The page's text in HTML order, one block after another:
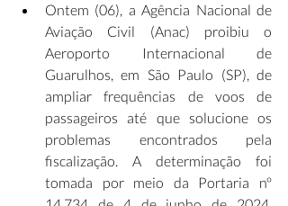
Ontem (06), a Agência Nacional de
Aviação Civil (Anac) proibiu o
Aeroporto Internacional de
Guarulhos, em São Paulo (SP), de
ampliar frequências de voos de
passageiros até que solucione os
problemas encontrados pela
fiscalização. A determinação foi
tomada por meio da Portaria nº